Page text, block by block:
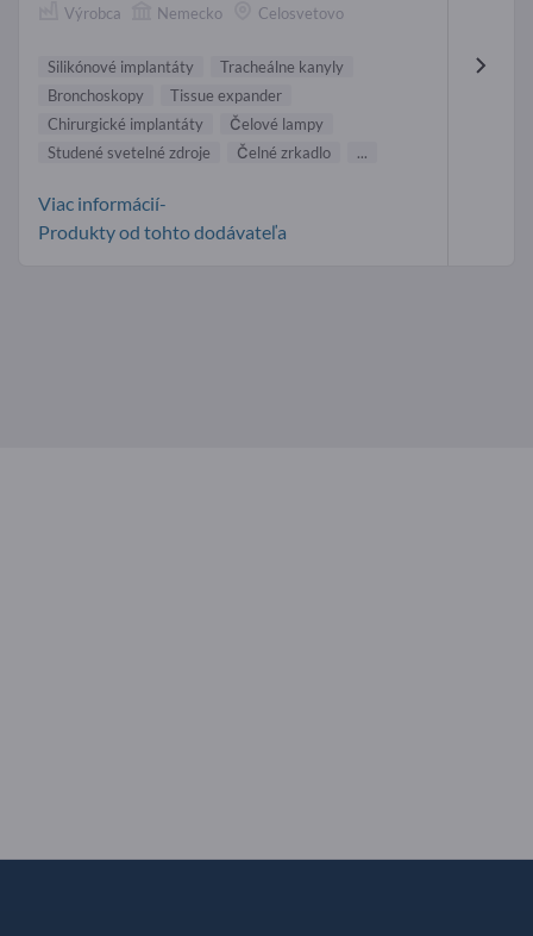
Výrobca Nemecko Celosvetovo
Silikónové implantáty
Tracheálne kanyly
Bronchoskopy
Tissue expander
Chirurgické implantáty
Čelové lampy
Studené svetelné zdroje
Čelné zrkadlo ...
Viac informácií-
Produkty od tohto dodávateľa